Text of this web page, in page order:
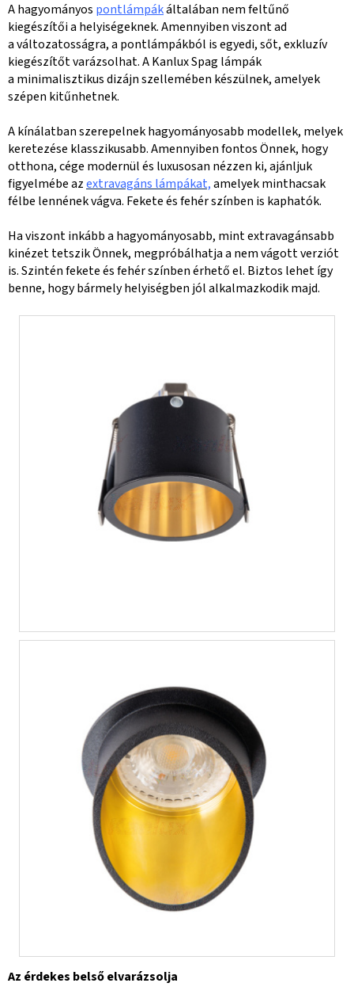
A hagyományos pontlámpákáltalában nem feltűnő
kiegészítői a helyiségeknek. Amennyiben viszont ad
a változatosságra, a pontlámpákból is egyedi, sőt, exkluzív
kiegészítőt varázsolhat. A Kanlux Spag lámpák
a minimalisztikus dizájn szellemében készülnek, amelyek
szépen kitűnhetnek.
A kínálatban szerepelnek hagyományosabb modellek, melyek
keretezése klasszikusabb. Amennyiben fontos Önnek, hogy
otthona, cége modernül és luxusosan nézzen ki, ajánljuk
figyelmébe azextravagáns lámpákat,amelyek minthacsak
félbe lennének vágva. Fekete és fehér színben is kaphatók.
Ha viszont inkább a hagyományosabb, mint extravagánsabb
kinézet tetszik Önnek, megpróbálhatja a nem vágott verziót
is. Szintén fekete és fehér színben érhető el. Biztos lehet így
benne, hogy bármely helyiségben jól alkalmazkodik majd.
Az érdekes belső elvarázsolja